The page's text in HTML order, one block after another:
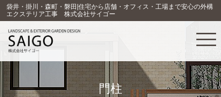
袋井・掛川・森町・磐田|住宅から店舗・オフィス・工場まで安心の外構
エクステリア工事 株式会社サイゴー
門柱